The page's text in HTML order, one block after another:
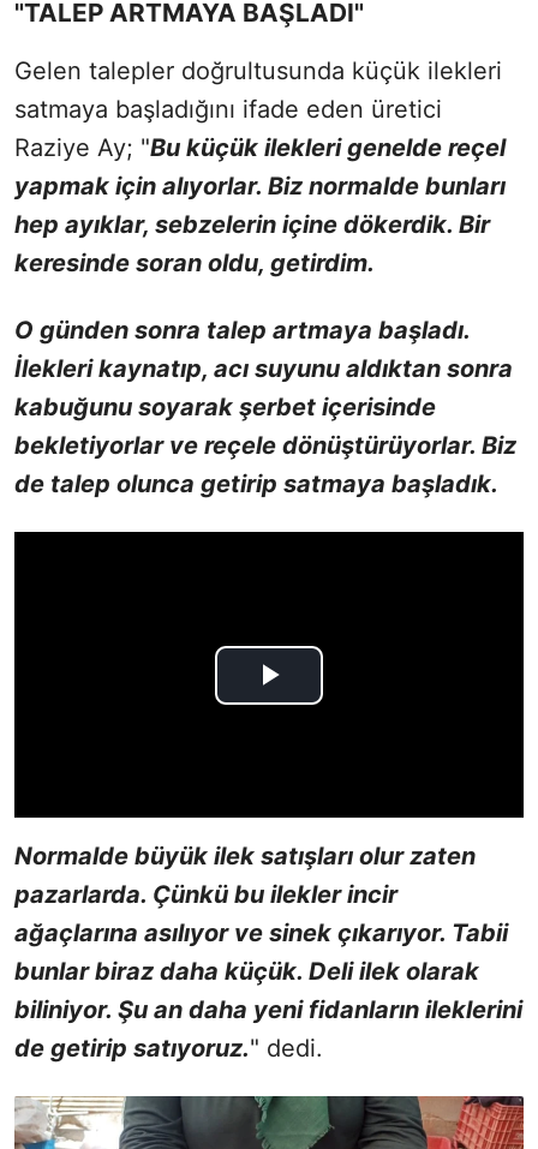
"TALEP ARTMAYA BAŞLADI"
Gelen talepler doğrultusunda küçük ilekleri
satmaya başladığını ifade eden üretici
Raziye Ay; "Bu küçük ilekleri genelde reçel
yapmak için alıyorlar. Biz normalde bunları
hep ayıklar, sebzelerin içine dökerdik. Bir
keresinde soran oldu, getirdim.
O günden sonra talep artmaya başladı.
İlekleri kaynatıp, acı suyunu aldıktan sonra
kabuğunu soyarak şerbet içerisinde
bekletiyorlar ve reçele dönüştürüyorlar. Biz
de talep olunca getirip satmaya başladık.
Normalde büyük ilek satışları olur zaten
pazarlarda. Çünkü bu ilekler incir
ağaçlarına asılıyor ve sinek çıkarıyor. Tabii
bunlar biraz daha küçük. Deli ilek olarak
biliniyor. Şu an daha yeni fidanların ileklerini
de getirip satıyoruz." dedi.